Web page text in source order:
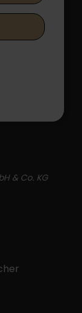
& Co. KG